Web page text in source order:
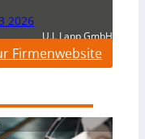
2026
U.I. Lapp GmbH
Firmenwebsite